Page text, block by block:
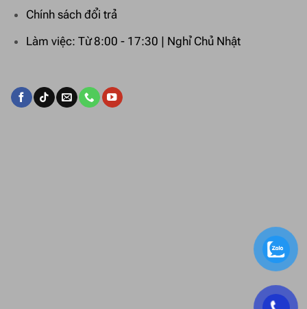
Chính sách đổi trả
Làm việc: Từ 8:00 - 17:30 | Nghỉ Chủ Nhật